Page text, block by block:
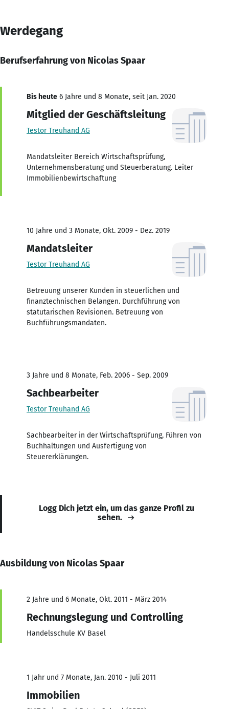
Werdegang
Berufserfahrung von Nicolas Spaar
Bis heute 6 Jahre und 8 Monate, seit Jan. 2020
Mitglied der Geschäftsleitung
Testor Treuhand AG
Mandatsleiter Bereich Wirtschaftsprüfung,
Unternehmensberatung und Steuerberatung. Leiter
Immobilienbewirtschaftung
10 Jahre und 3 Monate, Okt. 2009 - Dez. 2019
Mandatsleiter
Testor Treuhand AG
Betreuung unserer Kunden in steuerlichen und
finanztechnischen Belangen. Durchführung von
statutarischen Revisionen. Betreuung von
Buchführungsmandaten.
3 Jahre und 8 Monate, Feb. 2006 - Sep. 2009
Sachbearbeiter
Testor Treuhand AG
Sachbearbeiter in der Wirtschaftsprüfung, Führen von
Buchhaltungen und Ausfertigung von
Steuererklärungen.
Logg Dich jetzt ein, um das ganze Profil zu
sehen.
Ausbildung von Nicolas Spaar
2 Jahre und 6 Monate, Okt. 2011 - März 2014
Rechnungslegung und Controlling
Handelsschule KV Basel
1 Jahr und 7 Monate, Jan. 2010 - Juli 2011
Immobilien